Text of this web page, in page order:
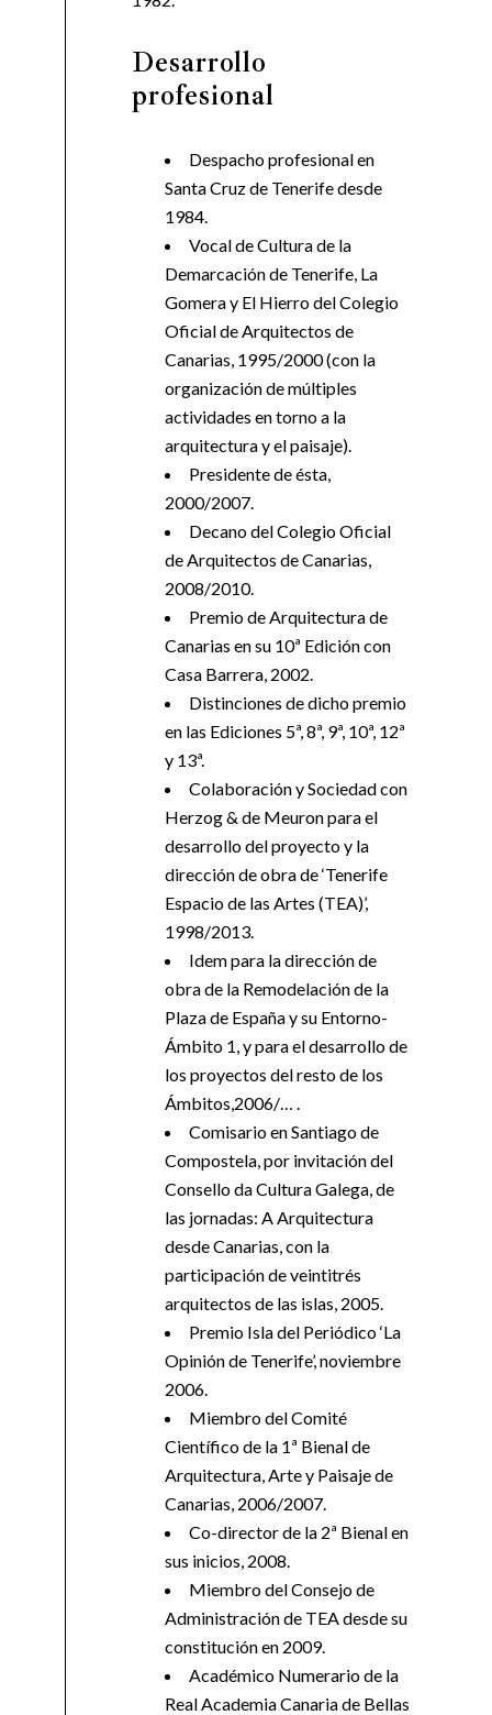
Desarrollo
profesional
Despacho profesional en
Santa Cruz de Tenerife desde
1984.
Vocal de Cultura de la
Demarcación de Tenerife, La
Gomera y El Hierro del Colegio
Oficial de Arquitectos de
Canarias, 1995/2000 (con la
organización de múltiples
actividades en torno a la
arquitectura y el paisaje).
Presidente de ésta,
2000/2007.
Decano del Colegio Oficial
de Arquitectos de Canarias,
2008/2010.
Premio de Arquitectura de
Canarias en su 10ª Edición con
Casa Barrera, 2002.
Distinciones de dicho premio
en las Ediciones 5ª, 8ª, 9ª, 10ª, 12ª
y 13ª.
Colaboración y Sociedad con
Herzog & de Meuron para el
desarrollo del proyecto y la
dirección de obra de ‘Tenerife
Espacio de las Artes (TEA)’,
1998/2013.
Idem para la dirección de
obra de la Remodelación de la
Plaza de España y su Entorno-
Ámbito 1, y para el desarrollo de
los proyectos del resto de los
Ámbitos,2006/… .
Comisario en Santiago de
Compostela, por invitación del
Consello da Cultura Galega, de
las jornadas: A Arquitectura
desde Canarias, con la
participación de veintitrés
arquitectos de las islas, 2005.
Premio Isla del Periódico ‘La
Opinión de Tenerife’, noviembre
2006.
Miembro del Comité
Científico de la 1ª Bienal de
Arquitectura, Arte y Paisaje de
Canarias, 2006/2007.
Co-director de la 2ª Bienal en
sus inicios, 2008.
Miembro del Consejo de
Administración de TEA desde su
constitución en 2009.
Académico Numerario de la
Real Academia Canaria de Bellas